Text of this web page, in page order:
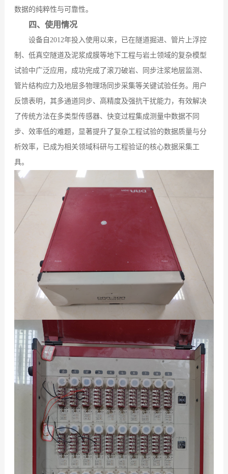
数据的纯粹性与可靠性。
四、使用情况
设备自2012年投入使用以来，已在隧道掘进、管片上浮控
制、低真空隧道及泥浆成膜等地下工程与岩土领域的复杂模型
试验中广泛应用，成功完成了滚刀破岩、同步注浆地层监测、
管片结构应力及地层多物理场同步采集等关键试验任务。用户
反馈表明，其多通道同步、高精度及强抗干扰能力，有效解决
了传统方法在多类型传感器、快变过程集成测量中数据不同
步、效率低的难题，显著提升了复杂工程试验的数据质量与分
析效率，已成为相关领域科研与工程验证的核心数据采集工
具。